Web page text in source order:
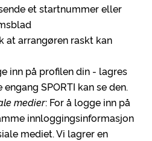
et startnummer eller
at arrangøren raskt kan
inn på profilen din - lagres
SPORTI kan se den.
medier: For å logge inn på
innloggingsinformasjon
mediet. Vi lagrer en